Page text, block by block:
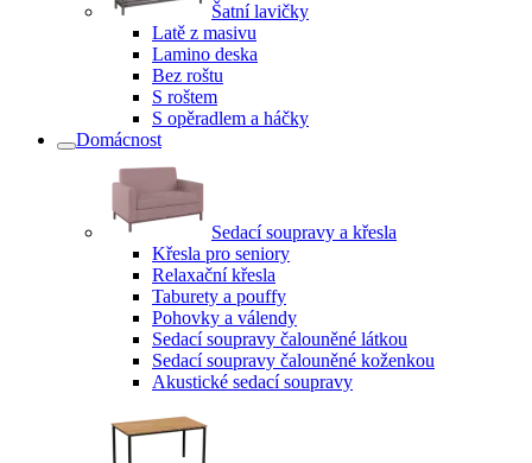
Šatní lavičky
Latě z masivu
Lamino deska
Bez roštu
S roštem
S opěradlem a háčky
Domácnost
Sedací soupravy a křesla
Křesla pro seniory
Relaxační křesla
Taburety a pouffy
Pohovky a válendy
Sedací soupravy čalouněné látkou
Sedací soupravy čalouněné koženkou
Akustické sedací soupravy